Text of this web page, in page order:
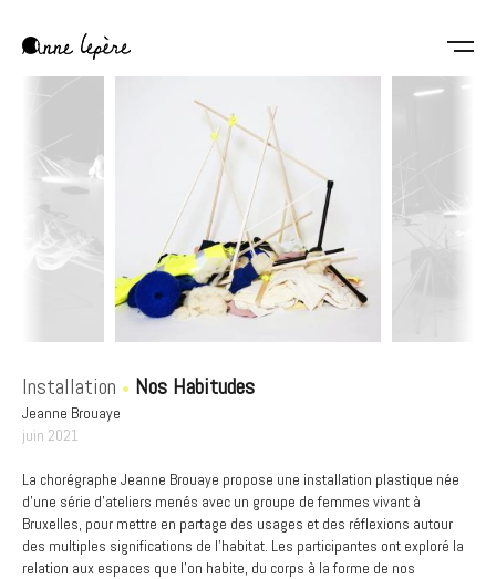
contenu
principal
Anne
Installation Nos Habitudes
Jeanne Brouaye
juin 2021
La chorégraphe Jeanne Brouaye propose une installation plastique née
d’une série d’ateliers menés avec un groupe de femmes vivant à
Bruxelles, pour mettre en partage des usages et des réflexions autour
des multiples significations de l’habitat. Les participantes ont exploré la
relation aux espaces que l’on habite, du corps à la forme de nos